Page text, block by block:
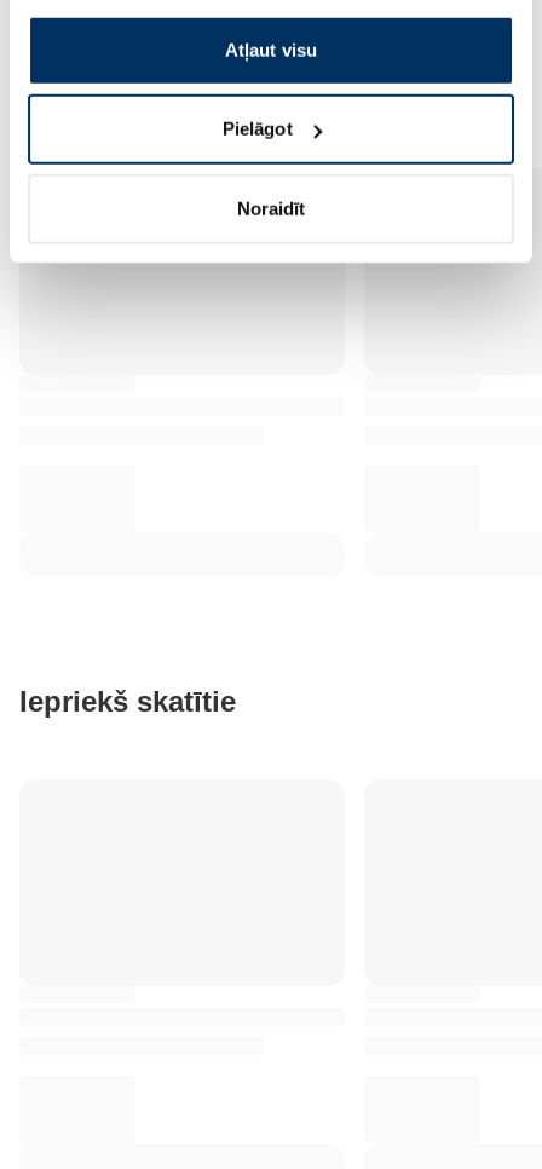
izmantošanai, lūdzu, atzīmējiet savu izvēli:
Atļaut visu
Pielāgot
Noraidīt
Vēl no šī zīmola
Iepriekš skatītie